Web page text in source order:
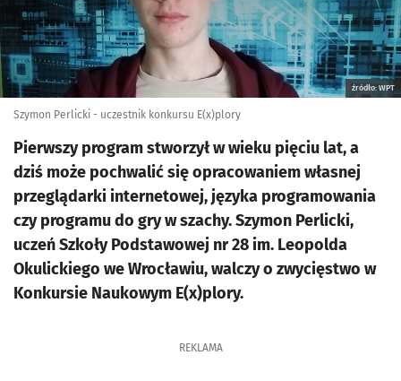
źródło: WPT
Szymon Perlicki - uczestnik konkursu E(x)plory
Pierwszy program stworzył w wieku pięciu lat, a
dziś może pochwalić się opracowaniem własnej
przeglądarki internetowej, języka programowania
czy programu do gry w szachy. Szymon Perlicki,
uczeń Szkoły Podstawowej nr 28 im. Leopolda
Okulickiego we Wrocławiu, walczy o zwycięstwo w
Konkursie Naukowym E(x)plory.
REKLAMA